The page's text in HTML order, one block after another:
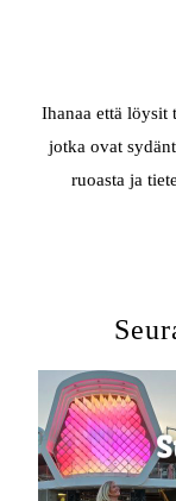
Ihanaa että löysit
jotka ovat
ruoasta ja